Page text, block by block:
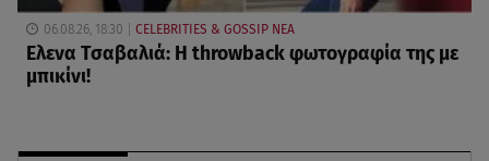
06.08.26, 18:30 CELEBRITIES & GOSSIP ΝΕΑ
Ελενα Τσαβαλιά: Η throwback φωτογραφία της με
μπικίνι!